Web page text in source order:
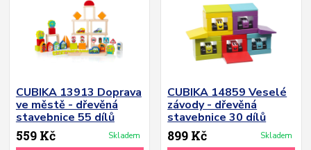
CUBIKA 13913 Doprava
ve městě - dřevěná
stavebnice 55 dílů
559 Kč Skladem
CUBIKA 14859 Veselé
závody - dřevěná
stavebnice 30 dílů
899 Kč Skladem